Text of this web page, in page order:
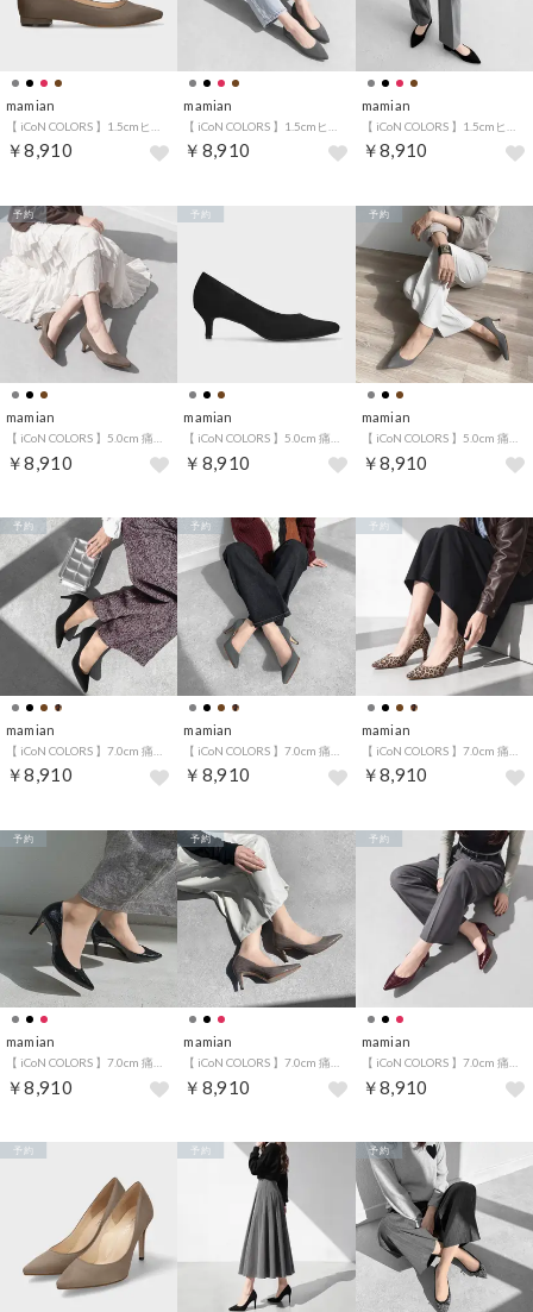
mamian
￥8,910
mamian
￥8,910
mamian
￥8,910
mamian
￥8,910
予約
mamian
￥8,910
予約
mamian
￥8,910
予約
mamian
￥8,910
予約
mamian
￥8,910
予約
mamian
￥8,910
予約
mamian
【 iCoN COLORS 】7.0cm 痛くなりにくい 美脚ポインテッドトゥクロコ型押しカラーパンプス／C76534 （ブラックCR）
￥8,910
予約
mamian
【 iCoN COLORS 】7.0cm 痛くなりにくい 美脚ポインテッドトゥクロコ型押しカラーパンプス／C76534 （チャコールCR）
￥8,910
予約
mamian
【 iCoN COLORS 】7.0cm 痛くなりにくい 美脚ポインテッドトゥクロコ型押しカラーパンプス／C76534 （ボルドーCR）
￥8,910
予約
予約 予約 予約